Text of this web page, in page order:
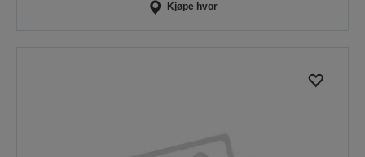
Kjøpe hvor